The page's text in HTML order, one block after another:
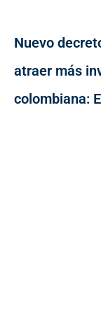
Nuevo
atraer más
colombiana: